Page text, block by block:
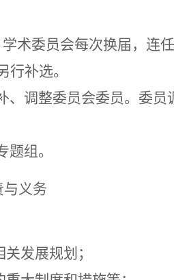
学术委员会每次换届，连
补选。
调整委员会委员。委
组。
与义务
发展规划；